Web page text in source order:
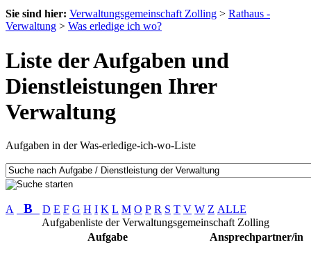
Sie sind hier: Verwaltungsgemeinschaft Zolling > Rathaus -
Verwaltung > Was erledige ich wo?
Liste der Aufgaben und
Dienstleistungen Ihrer
Verwaltung
Aufgaben in der Was-erledige-ich-wo-Liste
A B D E F G H I K L M O P R S T V W Z ALLE
Aufgabenliste der Verwaltungsgemeinschaft Zolling
Aufgabe
Ansprechpartner/in